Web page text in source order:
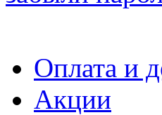
Оплата и
Акции